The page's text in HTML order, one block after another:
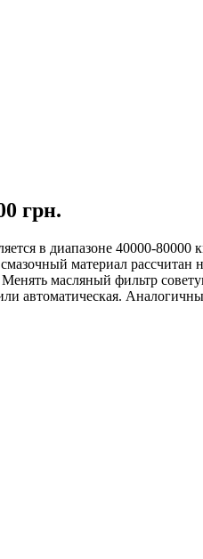
грн.
в диапазоне 40000-80000
материал
масляный фильтр
автоматическая.